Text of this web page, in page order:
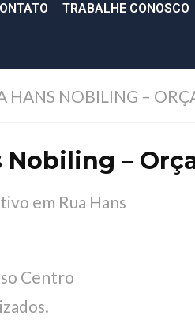
TRABALHE CONOSCO
NOBILING –
–
em Rua Hans
Centro